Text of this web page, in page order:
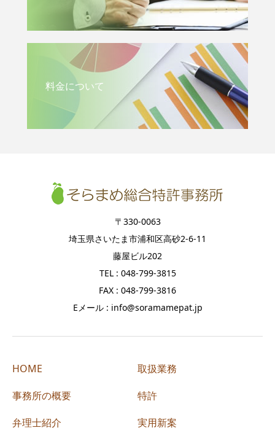
料金について
〒330-0063
埼玉県さいたま市浦和区高砂2-6-11
藤屋ビル202
TEL : 048-799-3815
FAX : 048-799-3816
Eメール : info@soramamepat.jp
HOME
事務所の概要
弁理士紹介
取扱業務
特許
実用新案